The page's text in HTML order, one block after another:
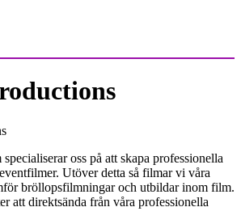
oss på att skapa professionella
Utöver detta så filmar vi våra
bröllopsfilmningar och utbildar inom film.
att direktsända från våra professionella